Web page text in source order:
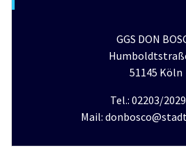
GGS DON
51145 Köln
Tel.: 02203/
Mail: